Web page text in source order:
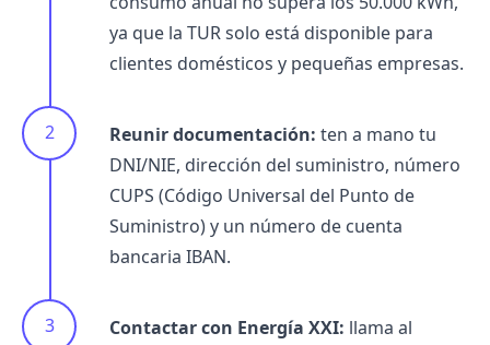
ya que la TUR solo está disponible para
clientes domésticos y pequeñas empresas.
Reunir documentación: ten a mano tu
DNI/NIE, dirección del suministro, número
CUPS (Código Universal del Punto de
Suministro) y un número de cuenta
bancaria IBAN.
Contactar con Energía XXI: llama al